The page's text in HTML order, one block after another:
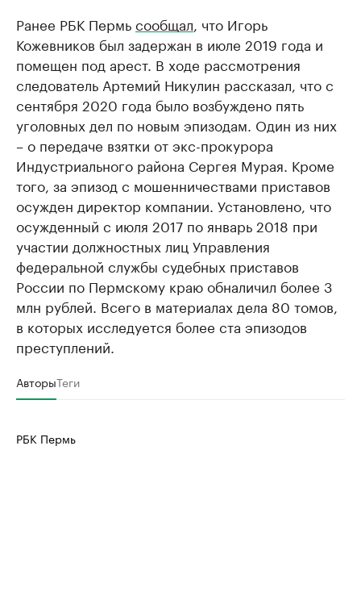
Ранее РБК Пермьсообщал , что Игорь
Кожевников был задержан в июле 2019 года и
помещен под арест. В ходе рассмотрения
следователь Артемий Никулин рассказал, что с
сентября 2020 года было возбуждено пять
уголовных дел по новым эпизодам. Один из них
– о передаче взятки от экс-прокурора
Индустриального района Сергея Мурая. Кроме
того, за эпизод с мошенничествами приставов
осужден директор компании. Установлено, что
осужденный с июля 2017 по январь 2018 при
участии должностных лиц Управления
федеральной службы судебных приставов
России по Пермскому краю обналичил более 3
млн рублей. Всего в материалах дела 80 томов,
в которых исследуется более ста эпизодов
преступлений.
АвторыТеги
РБК Пермь